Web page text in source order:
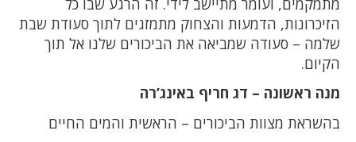
מתמקמים, ועומר מתיישב לידי. זה הרגע שבו כל
הזיכרונות, הדמעות והצחוק מתמזגים לתוך סעודת שבת
שלמה – סעודה שמביאה את הביכורים שלנו אל תוך
הקיום.
מנה ראשונה – דג חריף באינג’רה
בהשראת מצוות הביכורים – הראשית והמים החיים